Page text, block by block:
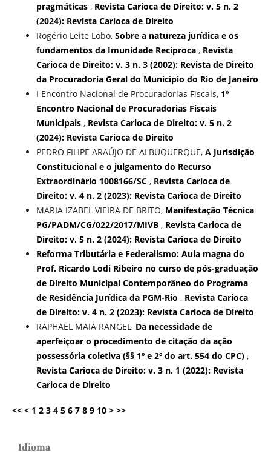
pragmáticas , Revista Carioca de Direito: v. 5 n. 2
(2024): Revista Carioca de Direito
Rogério Leite Lobo, Sobre a natureza jurídica e os
fundamentos da Imunidade Recíproca , Revista
Carioca de Direito: v. 3 n. 3 (2002): Revista de Direito
da Procuradoria Geral do Município do Rio de Janeiro
I Encontro Nacional de Procuradorias Fiscais, 1º
Encontro Nacional de Procuradorias Fiscais
Municipais , Revista Carioca de Direito: v. 5 n. 2
(2024): Revista Carioca de Direito
PEDRO FILIPE ARAÚJO DE ALBUQUERQUE, A Jurisdição
Constitucional e o julgamento do Recurso
Extraordinário 1008166/SC , Revista Carioca de
Direito: v. 4 n. 2 (2023): Revista Carioca de Direito
MARIA IZABEL VIEIRA DE BRITO, Manifestação Técnica
PG/PADM/CG/022/2017/MIVB , Revista Carioca de
Direito: v. 5 n. 2 (2024): Revista Carioca de Direito
Reforma Tributária e Federalismo: Aula magna do
Prof. Ricardo Lodi Ribeiro no curso de pós-graduação
de Direito Municipal Contemporâneo do Programa
de Residência Jurídica da PGM-Rio , Revista Carioca
de Direito: v. 4 n. 2 (2023): Revista Carioca de Direito
RAPHAEL MAIA RANGEL, Da necessidade de
aperfeiçoar o procedimento de citação da ação
possessória coletiva (§§ 1º e 2º do art. 554 do CPC) ,
Revista Carioca de Direito: v. 3 n. 1 (2022): Revista
Carioca de Direito
<< < 1 2 3 4 5 6 7 8 9 10 > >>
Idioma